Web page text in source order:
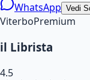
WhatsApp Vedi
ViterboPremium
il Librista
4.5